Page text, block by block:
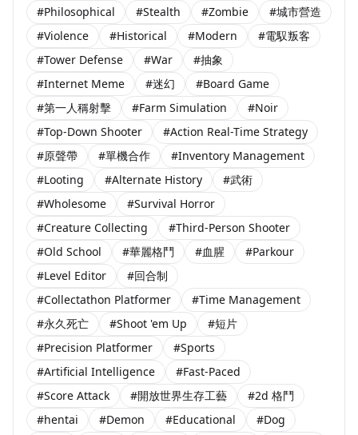
#Philosophical #Stealth #Zombie
#城市營造
#Violence
#Historical #Modern
#電馭叛客
#Tower Defense
#War
#抽象
#Internet Meme
#迷幻
#Board Game
#第一人稱射擊
#Farm Simulation
#Noir
#Top-Down Shooter
#Action Real-Time Strategy
#原聲帶
#單機合作
#Inventory Management
#Looting
#Alternate History
#武術
#Wholesome
#Survival Horror
#Creature Collecting
#Third-Person Shooter
#Old School
#華麗格鬥 #血腥
#Parkour
#Level Editor
#回合制
#Collectathon Platformer
#Time Management
#永久死亡
#Shoot 'em Up
#短片
#Precision Platformer
#Sports
#Artificial Intelligence
#Fast-Paced
#Score Attack
#開放世界生存工藝
#2d 格鬥
#hentai
#Demon #Educational
#Dog